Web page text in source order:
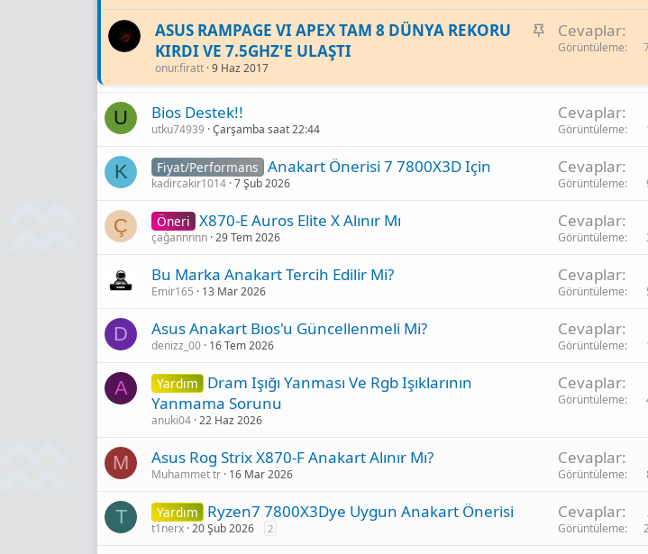
i
tS
i
ASUS RAMPAGE VI APEX TAM 8 DÜNYA REKORU
KIRDI VE 7.5GHZ'E ULAŞTI
onur.firatt 9 Haz 2017
Cevaplar
Görüntüleme
U Bios Destek!!
utku74939 Çarşamba saat 22:44
Cevaplar
Görüntüleme
K Fiyat/Performans Anakart Önerisi 7 7800X3D Için
kadircakir1014 7 Şub 2026
Cevaplar
Görüntüleme
Ç Öneri X870-E Auros Elite X Alınır Mı
çağannnnn 29 Tem 2026
Cevaplar
Görüntüleme
Bu Marka Anakart Tercih Edilir Mi?
Emir165 13 Mar 2026
Cevaplar
Görüntüleme
D Asus Anakart Bıos'u Güncellenmeli Mi?
denizz_00 16 Tem 2026
Cevaplar
Görüntüleme
A Yardım
Dram Işığı Yanması Ve Rgb Işıklarının
Yanmama Sorunu
anuki04 22 Haz 2026
Cevaplar
Görüntüleme
M Asus Rog Strix X870-F Anakart Alınır Mı?
Muhammet tr 16 Mar 2026
Cevaplar
Görüntüleme
T Yardım Ryzen7 7800X3Dye Uygun Anakart Önerisi
t1nerx 20 Şub 2026 2
Cevaplar
Görüntüleme